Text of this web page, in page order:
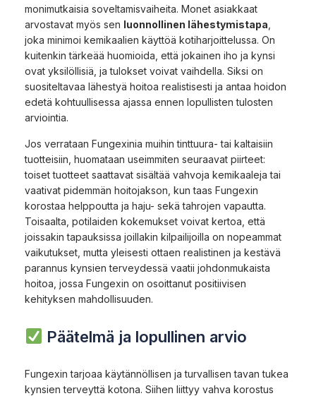
monimutkaisia soveltamisvaiheita. Monet asiakkaat
arvostavat myös sen luonnollinen lähestymistapa
joka minimoi kemikaalien käyttöä kotiharjoittelussa. On
kuitenkin tärkeää huomioida, että jokainen iho ja kynsi
ovat yksilöllisiä, ja tulokset voivat vaihdella. Siksi on
suositeltavaa lähestyä hoitoa realistisesti ja antaa hoidon
edetä kohtuullisessa ajassa ennen lopullisten tulosten
arviointia.
Jos verrataan Fungexinia muihin tinttuura- tai kaltaisiin
tuotteisiin, huomataan useimmiten seuraavat piirteet:
toiset tuotteet saattavat sisältää vahvoja kemikaaleja tai
vaativat pidemmän hoitojakson, kun taas Fungexin
korostaa helppoutta ja haju- sekä tahrojen vapautta.
Toisaalta, potilaiden kokemukset voivat kertoa, että
joissakin tapauksissa joillakin kilpailijoilla on nopeammat
vaikutukset, mutta yleisesti ottaen realistinen ja kestävä
parannus kynsien terveydessä vaatii johdonmukaista
hoitoa, jossa Fungexin on osoittanut positiivisen
kehityksen mahdollisuuden.
Päätelmä ja lopullinen arvio
Fungexin tarjoaa käytännöllisen ja turvallisen tavan tukea
kynsien terveyttä kotona. Siihen liittyy vahva korostus